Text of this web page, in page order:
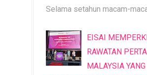
Selama setahun macam-
EISAI
RAWATAN
MALAYSIA YANG